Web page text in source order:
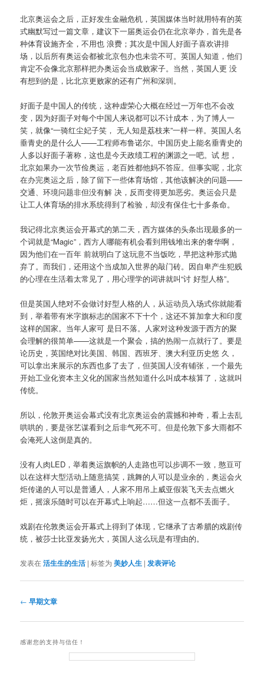
北京奥运会之后，正好发生金融危机，英国媒体当时就用特有的英
式幽默写过一篇文章，建议下一届奥运会仍在北京举办，首先是各
种体育设施齐全，不用也 浪费；其次是中国人好面子喜欢讲排
场，以后所有奥运会都被北京包办也未尝不可。英国人知道，他们
肯定不会像北京那样把办奥运会当成败家子。当然，英国人更 没
有想到的是，比北京更败家的还有广州和深圳。
好面子是中国人的传统，这种虚荣心大概在经过一万年也不会改
变，因为好面子对每个中国人来说都可以不计成本，为了博人一
笑，就像“一骑红尘妃子笑， 无人知是荔枝来”一样一样。英国人名
垂青史的是什么人——工程师布鲁诺尔。中国历史上能名垂青史的
人多以好面子著称，这也是今天政绩工程的渊源之一吧。试 想，
北京如果办一次节俭奥运，老百姓都他妈不答应。但事实呢，北京
在办完奥运之后，除了留下一些体育场馆，其他该解决的问题——
交通、环境问题非但没有解 决，反而变得更加恶劣。奥运会只是
让工人体育场的排水系统得到了检验，却没有保住七十多条命。
我记得北京奥运会开幕式的第二天，西方媒体的头条出现最多的一
个词就是“Magic”，西方人哪能有机会看到用钱堆出来的奢华啊，
因为他们在一百年 前就明白了这玩意不当饭吃，早把这种形式抛
弃了。而我们，还用这个当成加入世界的敲门砖。因自卑产生犯贱
的心理在生活着太常见了，用心理学的词讲就叫“讨 好型人格”。
但是英国人绝对不会做讨好型人格的人，从运动员入场式你就能看
到，举着带有米字旗标志的国家不下十个，这还不算加拿大和印度
这样的国家。当年人家可 是日不落。人家对这种发源于西方的聚
会理解的很简单——这就是一个聚会，搞的热闹一点就行了。要是
论历史，英国绝对比美国、韩国、西班牙、澳大利亚历史悠 久，
可以拿出来展示的东西也多了去了，但英国人没有铺张，一个最先
开始工业化资本主义化的国家当然知道什么叫成本核算了，这就叫
传统。
所以，伦敦开奥运会幕式没有北京奥运会的震撼和神奇，看上去乱
哄哄的，要是张艺谋看到之后非气死不可。但是伦敦下多大雨都不
会淹死人这倒是真的。
没有人肉LED，举着奥运旗帜的人走路也可以步调不一致，憨豆可
以在这样大型活动上随意搞笑，跳舞的人可以是业余的，奥运会火
炬传递的人可以是普通人，人家不用吊上威亚假装飞天去点燃火
炬，摇滚乐随时可以在开幕式上响起……但这一点都不丢面子。
戏剧在伦敦奥运会开幕式上得到了体现，它继承了古希腊的戏剧传
统，被莎士比亚发扬光大，英国人这么玩是有理由的。
发表在活生生的生活 |标签为 美妙人生 | 发表评论
文
导
航
← 早期文章
感谢您的支持与信任！